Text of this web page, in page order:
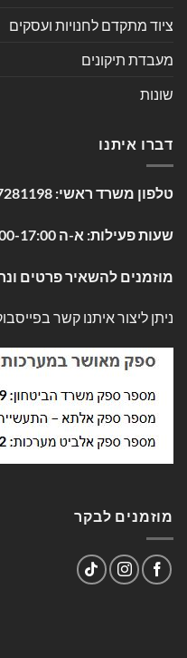
ציוד מתקדם לחנויות ועסקים
מעבדת תיקונים
שונות
דברו איתנו
טלפון משרד ראשי:
שעות פעילות: א-ה 09:00-17:00, ימי שישי 09:00-13:00
מוזמנים להשאיר פרטים
ניתן ליצור איתנו קשר
מוזמנים לבקר